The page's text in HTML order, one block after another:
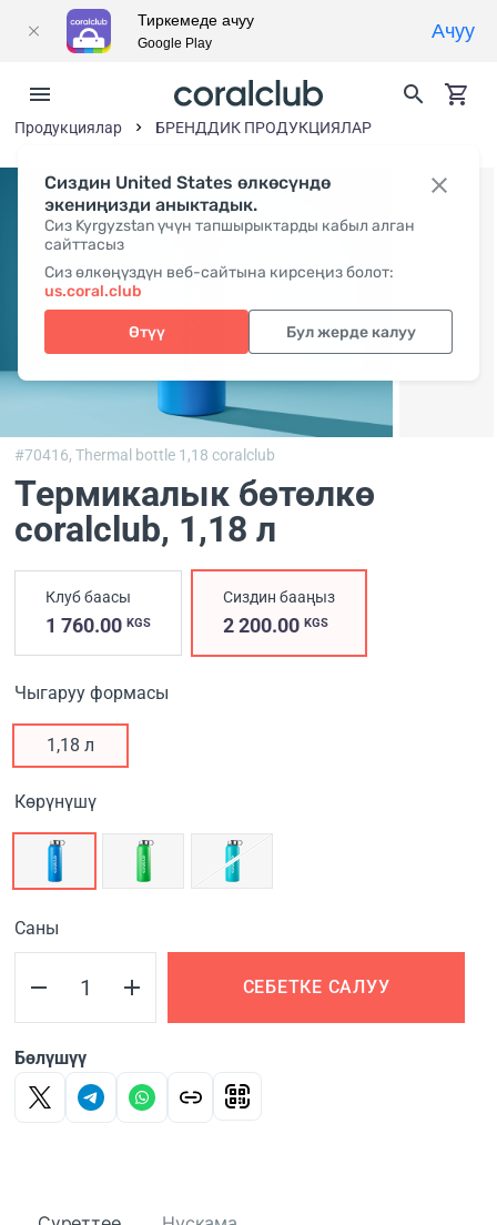
Сиздин United States өлкөсүндө
экениңизди аныктадык.
Сиз Kyrgyzstan үчүн тапшырыктарды кабыл алган
сайттасыз
Сиз өлкөңүздүн веб-сайтына кирсеңиз болот:
us.coral.club
Өтүү Бул жерде калуу
Продукциялар БРЕНДДИК ПРОДУКЦИЯЛАР
#70416,Thermal bottle 1,18 coralclub
Термикалык бөтөлкө
coralclub, 1,18 л
Клуб баасы
1 760.00 KGS
Сиздин бааңыз
2 200.00KGS
Чыгаруу формасы
1,18 л
Көрүнүшү
Саны
СЕБЕТКЕ САЛУУ
Бөлүшүү
Тиркемеде ачуу
Google Play
Ачуу